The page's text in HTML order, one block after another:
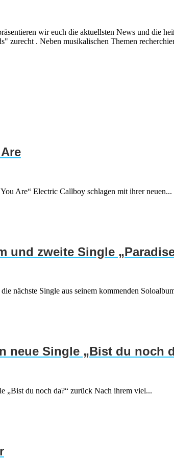
wir euch die aktuellsten News und die
. Neben musikalischen Themen
Are“ Electric Callboy schlagen mit ihrer neuen...
und zweite Single
nächste Single aus seinem kommenden
neue Single „Bist du noch
„Bist du noch da?“ zurück Nach ihrem viel...